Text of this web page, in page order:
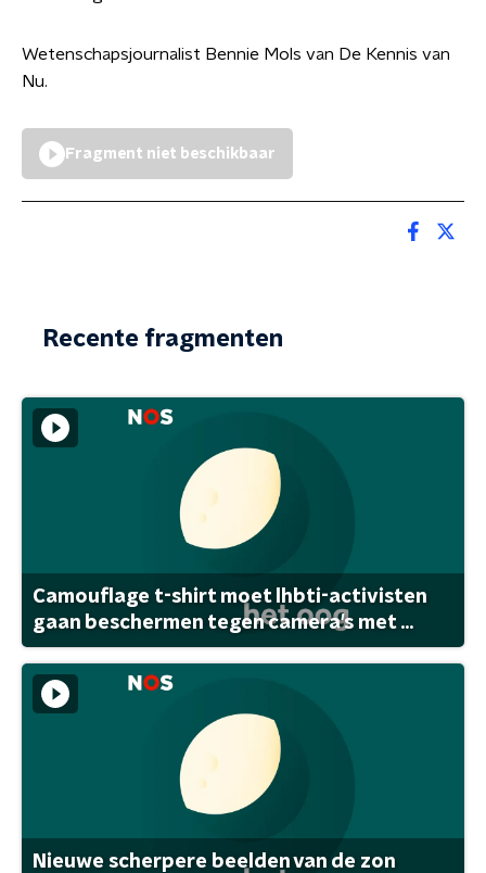
Wetenschapsjournalist Bennie Mols van De Kennis van
Nu.
Fragment niet beschikbaar
Recente fragmenten
Camouflage t-shirt moet lhbti-activisten
gaan beschermen tegen camera's met ...
Nieuwe scherpere beelden van de zon